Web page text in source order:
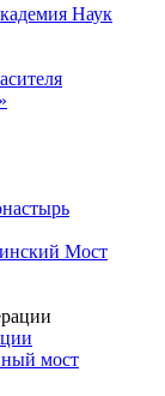
Наук
Мост
мост